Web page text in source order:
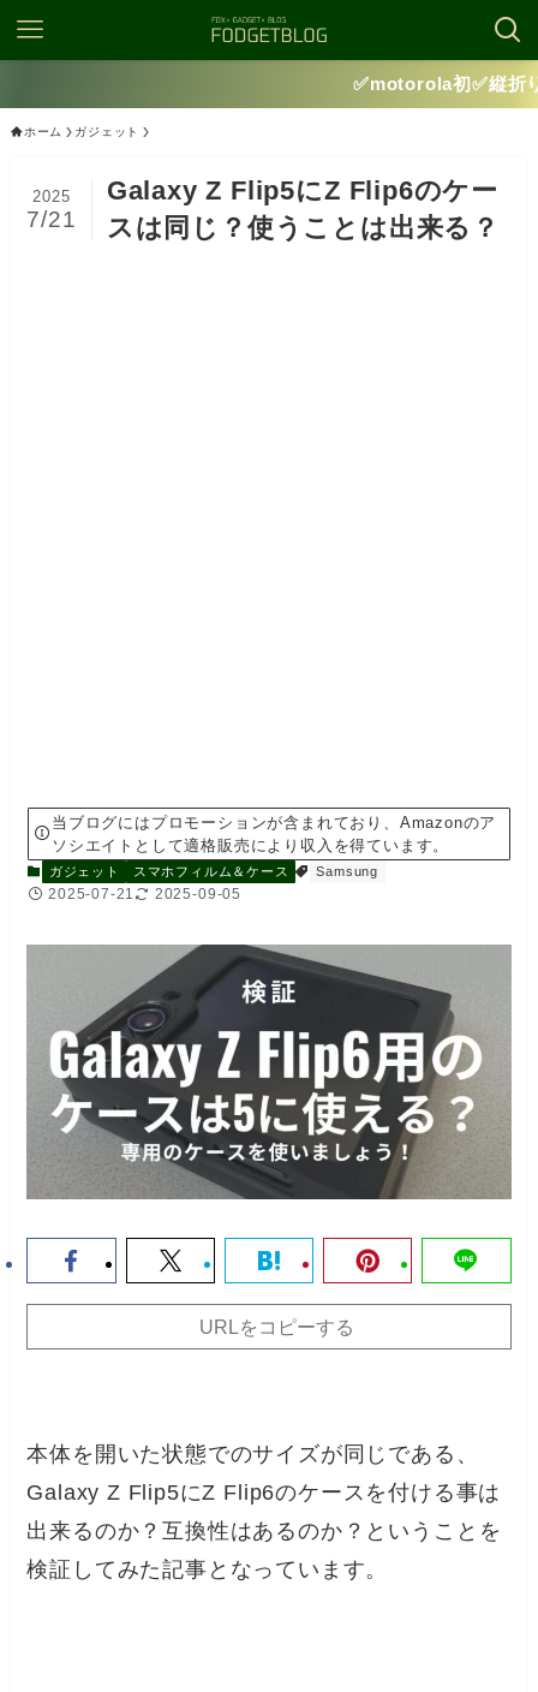
✅motorola初✅縦折りフォルダブル
ホーム ガジェット
Galaxy Z Flip5にZ Flip6のケー
スは同じ？使うことは出来る？
2025
7/21
当ブログにはプロモーションが含まれており、Amazonのア
ソシエイトとして適格販売により収入を得ています。
ガジェット スマホフィルム＆ケース Samsung
2025-07-21 2025-09-05
URLをコピーする
本体を開いた状態でのサイズが同じである、
Galaxy Z Flip5にZ Flip6のケースを付ける事は
出来るのか？互換性はあるのか？ということを
検証してみた記事となっています。